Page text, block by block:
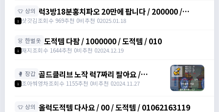
👕 상의 럭3방18분홍치파오 20만에 팝니다 / 200000 /
https://open.kakao.com/o/sWQyydbh
1 삿갓김조회수 969추천 0비추천 02025.01.18
👗 한벌옷 도적템 다팜 / 1000000 / 도적템 / 010
1 재지조회수 1644추천 0비추천 02024.12.19
🥊 장갑 골드클리브 노작 럭7짜리 팔아요 /
1500000
1 조아쒀영차조회수 1155추천 0비추천 02024.11.27
👕 상의 올럭도적템 다사요 / 00 / 도적템 / 01062163119